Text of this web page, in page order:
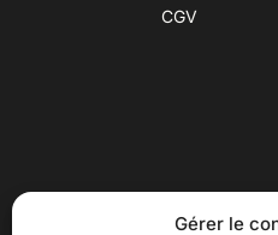
Gérer le
CGV